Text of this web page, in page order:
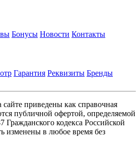
Бонусы Новости Контакты
Гарантия Реквизиты Бренды
приведены как справочная
публичной офертой, определяемой
Гражданского кодекса Российской
изменены в любое время без